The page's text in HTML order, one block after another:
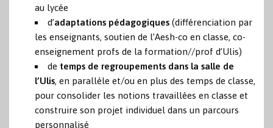
au lycée
d’adaptations pédagogiques (différenciation par
les enseignants, soutien de l’Aesh-co en classe, co-
enseignement profs de la formation//prof d’Ulis)
de temps de regroupements dans la salle de
l’Ulis, en parallèle et/ou en plus des temps de classe,
pour consolider les notions travaillées en classe et
construire son projet individuel dans un parcours
personnalisé